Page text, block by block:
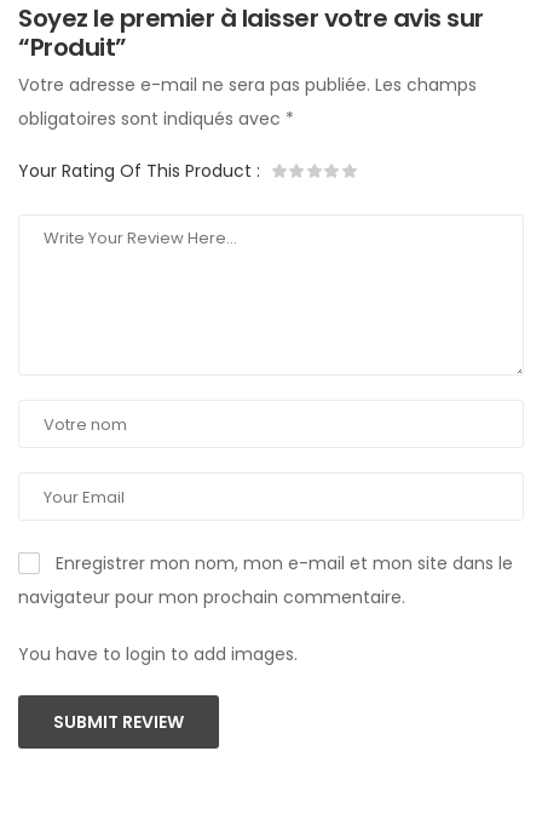
Soyez le premier à laisser votre avis sur
“Produit”
Votre adresse e-mail ne sera pas publiée. Les champs
obligatoires sont indiqués avec *
Your Rating Of This Product :
Enregistrer mon nom, mon e-mail et mon site dans le
navigateur pour mon prochain commentaire.
You have to login to add images.
SUBMIT REVIEW